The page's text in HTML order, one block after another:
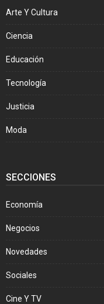
Arte Y Cultura
Ciencia
Educación
Tecnología
Justicia
Moda
SECCIONES
Economía
Negocios
Novedades
Sociales
Cine Y TV